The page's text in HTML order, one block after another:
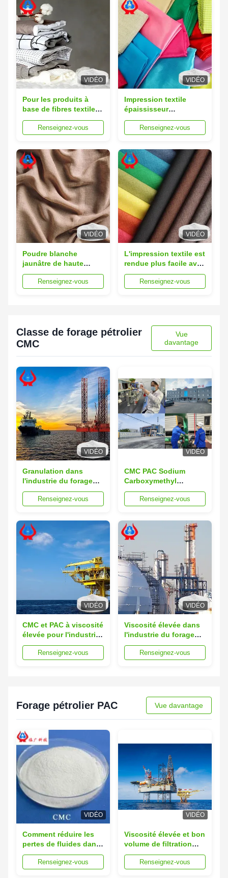
VIDÉO
Pour les produits à
base de fibres textiles,
le produit doit être
présenté sous forme
textiles.
Renseignez-vous
VIDÉO
Impression textile
épaississeur
carboxyméthylcellulose
sodium CMC
Renseignez-vous
VIDÉO
Poudre blanche
jaunâtre de haute
pureté, substitut de la
cellulose pour
Renseignez-vous
VIDÉO
L'impression textile est
rendue plus facile avec
un épaississeur additif
CMC de qualité
Renseignez-vous
Classe de forage pétrolier
CMC
Vue
davantage
VIDÉO
Granulation dans
l'industrie du forage
pétrolier CMC Sodium
Carboxymethly
Renseignez-vous
VIDÉO
CMC PAC Sodium
Carboxymethyl
Cellulose Parfait choix
pour la granulation de
Renseignez-vous
VIDÉO
CMC et PAC à viscosité
élevée pour l'industrie
du forage pétrolier
Renseignez-vous
VIDÉO
Viscosité élevée dans
l'industrie du forage
pétrolier CMC Sodium
carboxymethyl
Renseignez-vous
Forage pétrolier PAC Vue davantage
VIDÉO
Comment réduire les
pertes de fluides dans
les boues de forage à
base d'eau de qualité
Renseignez-vous
VIDÉO
Viscosité élevée et bon
volume de filtration
pour la boue de forage
pétrolierRenseignez-vous